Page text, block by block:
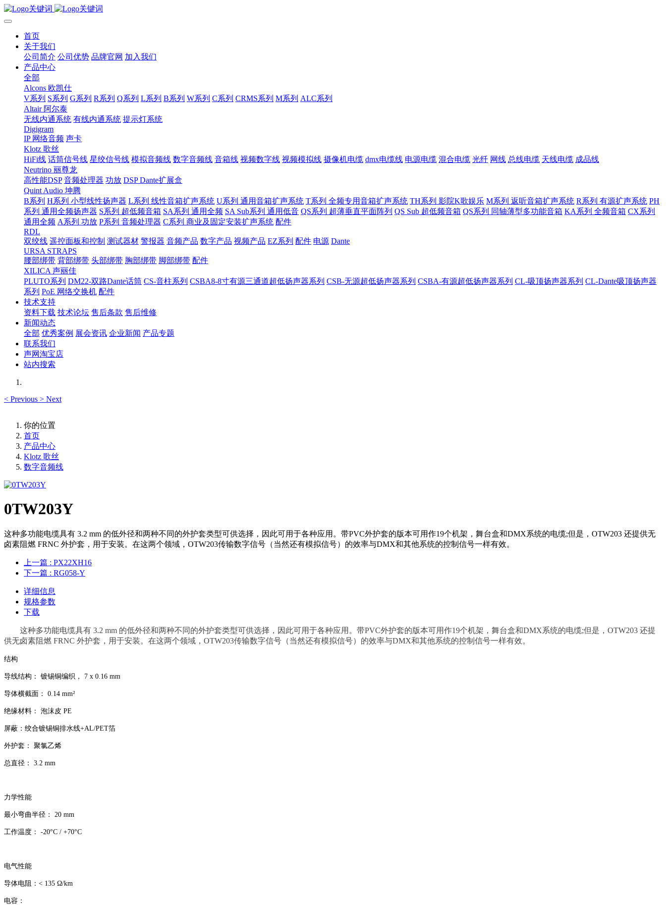
首页
关于我们
公司简介 公司优势 品牌官网 加入我们
产品中心
全部
Alcons 欧凯仕
V系列 S系列 G系列 R系列 Q系列 L系列 B系列 W系列 C系列 CRMS系列 M系列 ALC系列
Altair 阿尔泰
无线内通系统 有线内通系统 提示灯系统
Digigram
IP 网络音频 声卡
Klotz 歌丝
HiFi线 话筒信号线 星绞信号线 模拟音频线 数字音频线 音箱线 视频数字线 视频模拟线 摄像机电缆 dmx电缆线 电源电缆 混合电缆 光纤 网线 总线电缆 天线电缆 成品线
Neutrino 丽尊龙
高性能DSP 音频处理器 功放 DSP Dante扩展盒
Quint Audio 坤腾
B系列 H系列 小型线性扬声器 L系列 线性音箱扩声系统 U系列 通用音箱扩声系统 T系列 全频专用音箱扩声系统 TH系列 影院K歌娱乐 M系列 返听音箱扩声系统 R系列 有源扩声系统 PH
系列 通用全频扬声器 S系列 超低频音箱 SA系列 通用全频 SA Sub系列 通用低音 QS系列 超薄垂直平面阵列 QS Sub 超低频音箱 QS系列 同轴薄型多功能音箱 KA系列 全频音箱 CX系列
通用全频 A系列 功放 P系列 音频处理器 C系列 商业及固定安装扩声系统 配件
RDL
双绞线 遥控面板和控制 测试器材 警报器 音频产品 数字产品 视频产品 EZ系列 配件 电源 Dante
URSA STRAPS
腰部绑带 背部绑带 头部绑带 胸部绑带 脚部绑带 配件
XILICA 声丽佳
PLUTO系列 DM22-双路Dante话筒 CS-音柱系列 CSBA8-8寸有源三通道超低扬声器系列 CSB-无源超低扬声器系列 CSBA-有源超低扬声器系列 CL-吸顶扬声器系列 CL-Dante吸顶扬声器
系列 PoE 网络交换机 配件
技术支持
资料下载 技术论坛 售后条款 售后维修
新闻动态
全部 优秀案例 展会资讯 企业新闻 产品专题
联系我们
声网淘宝店
站内搜索
< Previous > Next
你的位置
首页
产品中心
Klotz 歌丝
数字音频线
0TW203Y
这种多功能电缆具有 3.2 mm 的低外径和两种不同的外护套类型可供选择，因此可用于各种应用。带PVC外护套的版本可用作19个机架，舞台盒和DMX系统的电缆;但是，OTW203 还提供无
卤素阻燃 FRNC 外护套，用于安装。在这两个领域，OTW203传输数字信号（当然还有模拟信号）的效率与DMX和其他系统的控制信号一样有效。
上一篇 : PX22XH16
下一篇 : RG058-Y
详细信息
规格参数
下载
这种多功能电缆具有 3.2 mm 的低外径和两种不同的外护套类型可供选择，因此可用于各种应用。带PVC外护套的版本可用作19个机架，舞台盒和DMX系统的电缆;但是，OTW203 还提
供无卤素阻燃 FRNC 外护套，用于安装。在这两个领域，OTW203传输数字信号（当然还有模拟信号）的效率与DMX和其他系统的控制信号一样有效。
结构
导线结构： 镀锡铜编织， 7 x 0.16 mm
导体横截面： 0.14 mm²
绝缘材料： 泡沫皮 PE
屏蔽：绞合镀锡铜排水线+AL/PET箔
外护套： 聚氯乙烯
总直径： 3.2 mm
力学性能
最小弯曲半径： 20 mm
工作温度： -20°C / +70°C
电气性能
导体电阻：< 135 Ω/km
电容：